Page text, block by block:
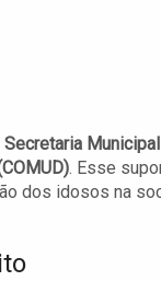
Secretaria
. Esse
dos idosos na